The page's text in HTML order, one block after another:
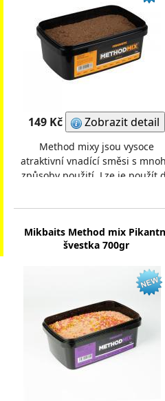
149 Kč Zobrazit detail
Method mixy jsou vysoce
atraktivní vnadící směsi s
způsoby použití. Lze je použít
Mikbaits Method mix
švestka 700gr